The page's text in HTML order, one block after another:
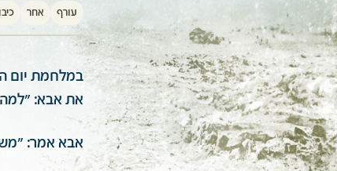
עורף אחר
במלחמת יום
את אבא: "למה
אבא אמר: